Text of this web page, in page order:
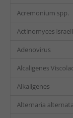
Acremonium spp.
Actinomyces
Adenovirus
Alcaligenes
Alkaligenes
Alternaria alternata